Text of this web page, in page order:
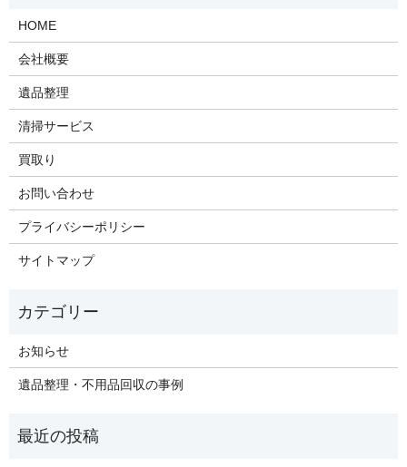
HOME
会社概要
遺品整理
清掃サービス
買取り
お問い合わせ
プライバシーポリシー
サイトマップ
お知らせ
遺品整理・不用品回収の事例